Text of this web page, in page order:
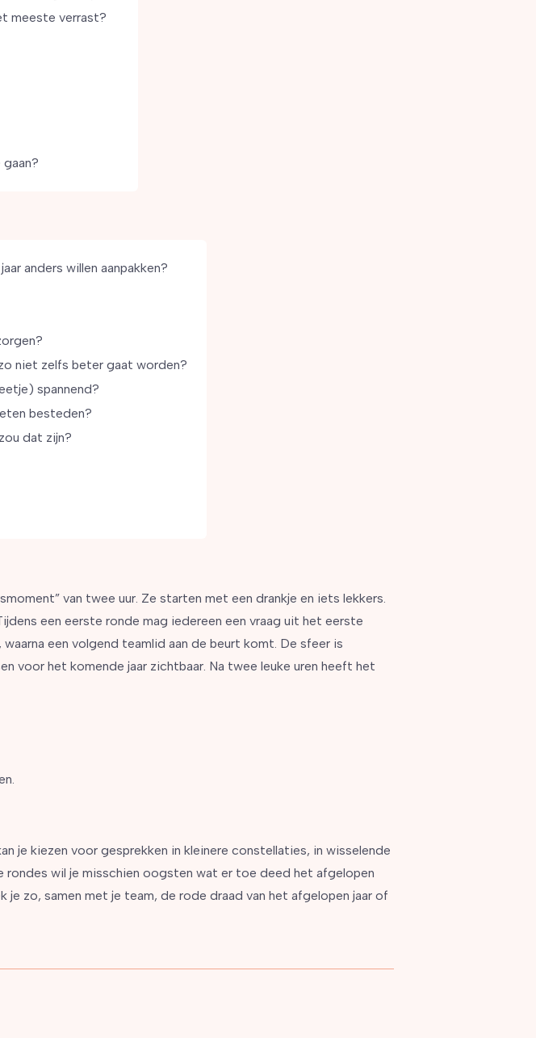
meeste verrast?
anders willen aanpakken?
niet zelfs beter gaat worden?
spannend?
besteden?
dat zijn?
van twee uur. Ze starten met een drankje en iets lekkers.
een eerste ronde mag iedereen een vraag uit het eerste
een volgend teamlid aan de beurt komt. De sfeer is
voor het komende jaar zichtbaar. Na twee leuke uren heeft het
je kiezen voor gesprekken in kleinere constellaties, in wisselende
wil je misschien oogsten wat er toe deed het afgelopen
zo, samen met je team, de rode draad van het afgelopen jaar of